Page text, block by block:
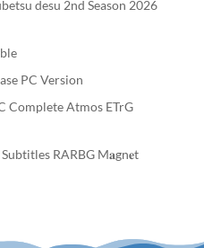
desu 2nd Season 2026
PC Version
Complete Atmos ETrG
RARBG M𝐚gn𝐞t